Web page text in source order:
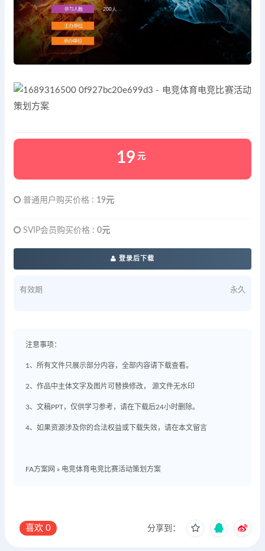
19 元
普通用户购买价格 : 19元
SVIP会员购买价格 : 0元
登录后下载
有效期 永久
注意事项：
1、所有文件只展示部分内容，全部内容请下载查看。
2、作品中主体文字及图片可替换修改， 源文件无水印
3、文稿PPT，仅供学习参考，请在下载后24小时删除。
4、如果资源涉及你的合法权益或下载失效，请在本文留言
FA方案网 » 电竞体育电竞比赛活动策划方案
喜欢 0 分享到：